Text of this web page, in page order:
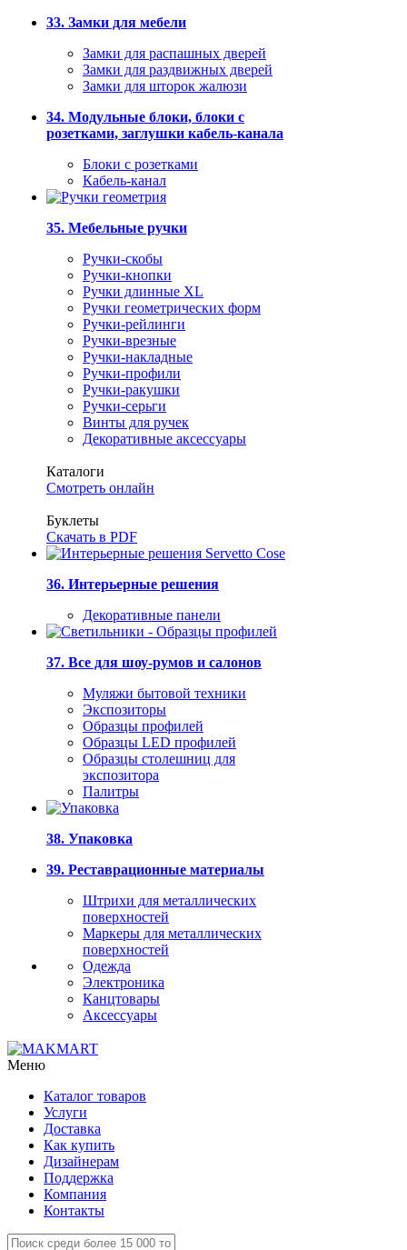
33. Замки для мебели
Замки для распашных дверей
Замки для раздвижных дверей
Замки для шторок жалюзи
34. Модульные блоки, блоки с
розетками, заглушки кабель-канала
Блоки с розетками
Кабель-канал
35. Мебельные ручки
Ручки-скобы
Ручки-кнопки
Ручки длинные XL
Ручки геометрических форм
Ручки-рейлинги
Ручки-врезные
Ручки-накладные
Ручки-профили
Ручки-ракушки
Ручки-серьги
Винты для ручек
Декоративные аксессуары
Каталоги
Смотреть онлайн
Буклеты
Скачать в PDF
36. Интерьерные решения
Декоративные панели
37. Все для шоу-румов и салонов
Муляжи бытовой техники
Экспозиторы
Образцы профилей
Образцы LED профилей
Образцы столешниц для
экспозитора
Палитры
38. Упаковка
39. Реставрационные материалы
Штрихи для металлических
поверхностей
Маркеры для металлических
поверхностей
Одежда
Электроника
Канцтовары
Аксессуары
Меню
Каталог товаров
Услуги
Доставка
Как купить
Дизайнерам
Поддержка
Компания
Контакты